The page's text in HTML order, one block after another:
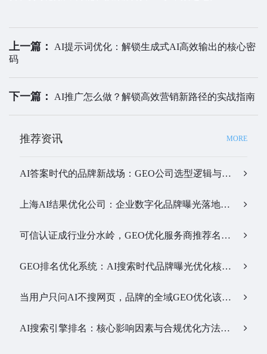
上一篇：
AI提示词优化：解锁生成式AI高效输出的核心密
码
下一篇： AI推广怎么做？解锁高效营销新路径的实战指南
推荐资讯 MORE
AI答案时代的品牌新战场：GEO公司选型逻辑与实战观察…
上海AI结果优化公司：企业数字化品牌曝光落地全解析…
可信认证成行业分水岭，GEO优化服务商推荐名单有了新答案…
GEO排名优化系统：AI搜索时代品牌曝光优化核心工具…
当用户只问AI不搜网页，品牌的全域GEO优化该交给谁？…
AI搜索引擎排名：核心影响因素与合规优化方法…